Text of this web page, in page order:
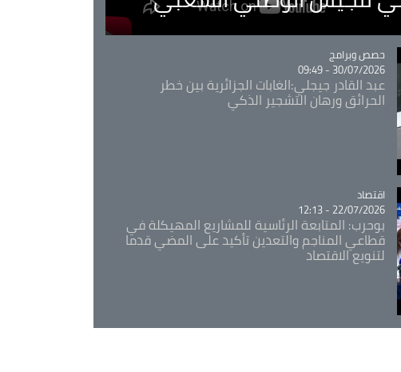
Catégorie
حصص وبرامج
30/07/2026 - 09:49
عبد القادر جيجلي:الغابات الجزائرية بين خطر
الحرائق ورهان التشجير الذكي
Catégorie
اقتصاد
22/07/2026 - 12:13
بوحرب: المتابعة الرئاسية للمشاريع المهيكلة في
قطاعي المناجم والتعدين تأكيد على المضي قدما
لتنويع الاقتصاد